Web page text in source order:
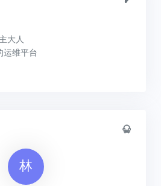
大人
运维平台
林